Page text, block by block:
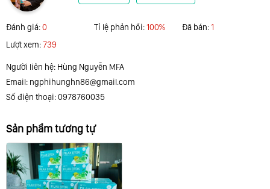
Đánh giá:0 Tỉ lệ phản hổi:100% Đã bán:1
Lượt xem:739
Người liên hệ: Hùng Nguyễn MFA
Email: ngphihunghn86@gmail.com
Số điện thoại: 0978760035
Sản phẩm tương tự